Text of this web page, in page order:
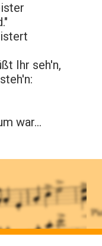
Ihr seh'n,
war...